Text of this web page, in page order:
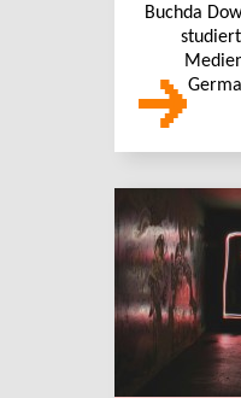
Buchda